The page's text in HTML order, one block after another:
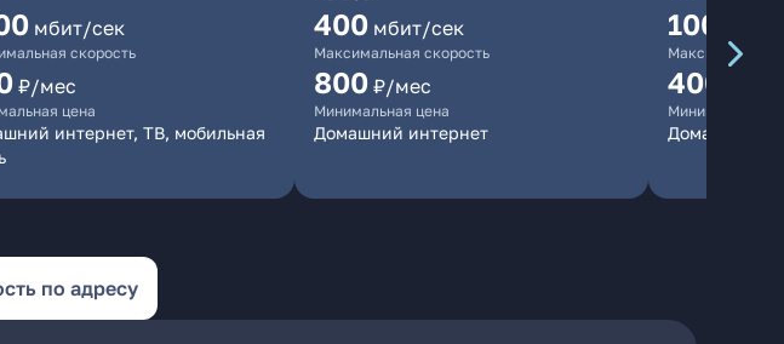
мбит/сек
скорость
₽/мес
цена
интернет, ТВ, мобильная
400 мбит/сек
Максимальная скорость
800 ₽/мес
Минимальная цена
Домашний интернет
100
Максимальная
400
Минимальная
Домашний
по адресу